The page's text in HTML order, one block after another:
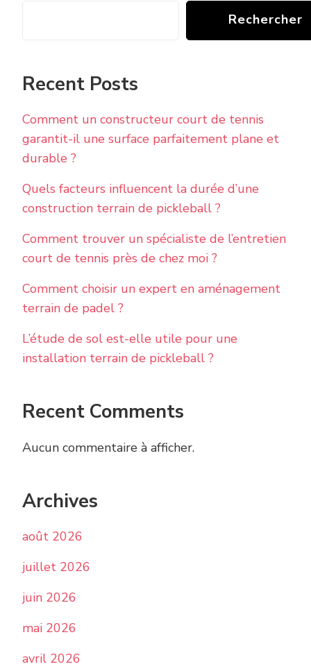
Rechercher
Recent Posts
Comment un constructeur court de tennis
garantit-il une surface parfaitement plane et
durable ?
Quels facteurs influencent la durée d’une
construction terrain de pickleball ?
Comment trouver un spécialiste de l’entretien
court de tennis près de chez moi ?
Comment choisir un expert en aménagement
terrain de padel ?
L’étude de sol est-elle utile pour une
installation terrain de pickleball ?
Recent Comments
Aucun commentaire à afficher.
Archives
août 2026
juillet 2026
juin 2026
mai 2026
avril 2026